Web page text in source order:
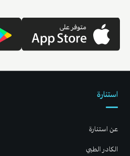
استنارة
عن استنارة
الكادر الطبي